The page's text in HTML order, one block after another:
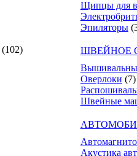
(102)
Щипцы для
Эпиляторы
ШВЕЙНОЕ
Оверлоки (7)
Швейные
Акустика